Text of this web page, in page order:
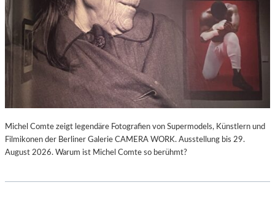
Michel Comte zeigt legendäre Fotografien von Supermodels, Künstlern und
Filmikonen der Berliner Galerie CAMERA WORK. Ausstellung bis 29.
August 2026. Warum ist Michel Comte so berühmt?